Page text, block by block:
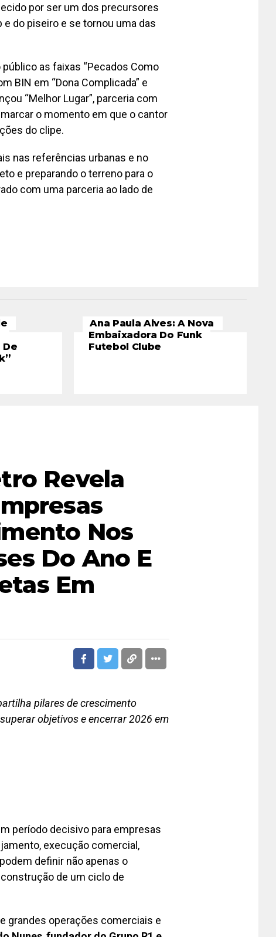
por ser um dos precursores
do piseiro e se tornou uma das
as faixas “Pecados Como
BIN em “Dona Complicada” e
“Melhor Lugar”, parceria com
o momento em que o cantor
do clipe.
nas referências urbanas e no
e preparando o terreno para o
com uma parceria ao lado de
De
Ana Paula Alves: A Nova
Embaixadora Do Funk
Futebol Clube
Revela
Nos
Do Ano E
Em
pilares de crescimento
objetivos e encerrar 2026 em
período decisivo para empresas
execução comercial,
definir não apenas o
de um ciclo de
grandes operações comerciais e